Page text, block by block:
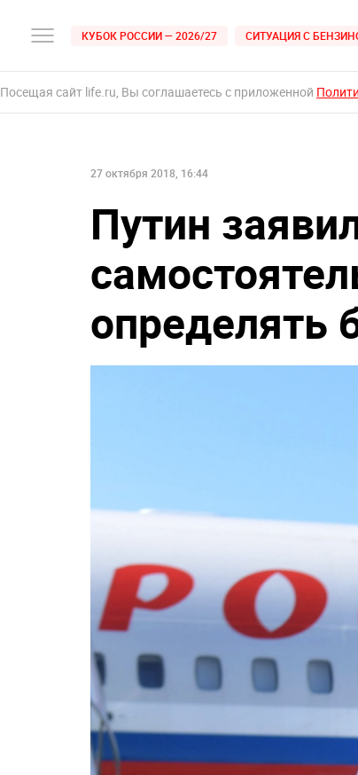
КУБОК РОССИИ — 2026/27 СИТУАЦИЯ С
Посещая сайт life.ru, Вы соглашаетесь с приложенной
27 октября 2018, 16:44
Путин
определять